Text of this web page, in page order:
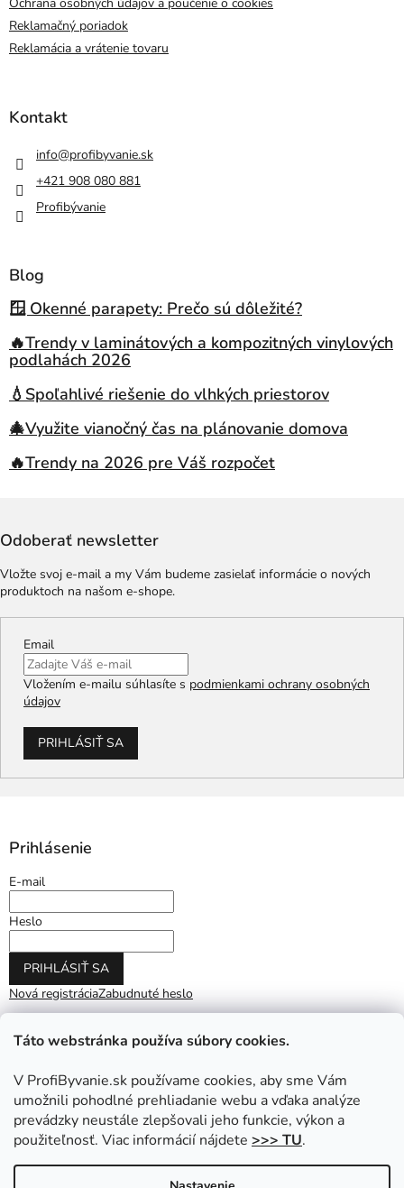
Táto webstránka používa súbory cookies.
V ProfiByvanie.sk používame cookies, aby sme Vám
umožnili pohodlné prehliadanie webu a vďaka analýze
prevádzky neustále zlepšovali jeho funkcie, výkon a
použiteľnosť. Viac informácií nájdete >>> TU.
Reklamačný poriadok
Reklamácia a vrátenie tovaru
Kontakt
info@profibyvanie.sk
+421 908 080 881
Profibývanie
Blog
🪟 Okenné parapety: Prečo sú dôležité?
🔥Trendy v laminátových a kompozitných vinylových
podlahách 2026
💧Spoľahlivé riešenie do vlhkých priestorov
🎄Využite vianočný čas na plánovanie domova
🔥Trendy na 2026 pre Váš rozpočet
Odoberať newsletter
Vložte svoj e-mail a my Vám budeme zasielať informácie o nových
produktoch na našom e-shope.
Email
Vložením e-mailu súhlasíte s podmienkami ochrany osobných
údajov
PRIHLÁSIŤ SA
Prihlásenie
E-mail
Heslo
PRIHLÁSIŤ SA
Nová registráciaZabudnuté heslo